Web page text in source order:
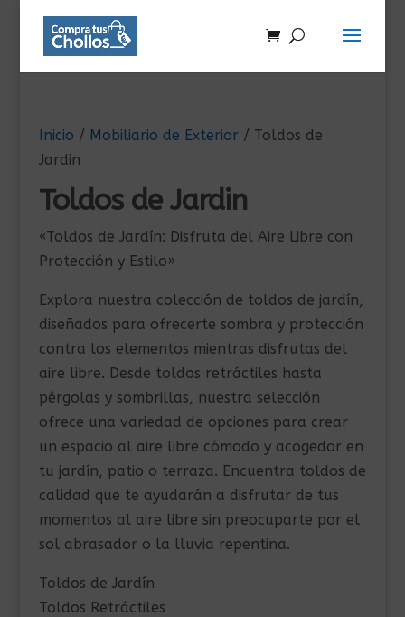
Inicio / Mobiliario de Exterior/ Toldos de
Jardin
Toldos de Jardin
«Toldos de Jardín: Disfruta del Aire Libre con
Protección y Estilo»
Explora nuestra colección de toldos de jardín,
diseñados para ofrecerte sombra y protección
contra los elementos mientras disfrutas del
aire libre. Desde toldos retráctiles hasta
pérgolas y sombrillas, nuestra selección
ofrece una variedad de opciones para crear
un espacio al aire libre cómodo y acogedor en
tu jardín, patio o terraza. Encuentra toldos de
calidad que te ayudarán a disfrutar de tus
momentos al aire libre sin preocuparte por el
sol abrasador o la lluvia repentina.
Toldos de Jardín
Toldos Retráctiles